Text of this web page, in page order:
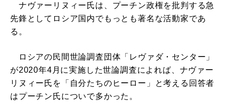
ナヴァーリヌィー氏は、プーチン政権を批判する急
先鋒としてロシア国内でもっとも著名な活動家であ
る。
ロシアの民間世論調査団体「レヴァダ・センター」
が2020年4月に実施した世論調査によれば、ナヴァー
リヌィー氏を「自分たちのヒーロー」と考える回答者
はプーチン氏についで多かった。